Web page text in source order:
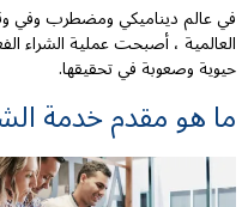
في عالم ديناميكي ومضطرب وفي
العالمية ، أصبحت عملية الشراء
حيوية وصعوبة في تحقيقها.
ما هو مقدم خدمة